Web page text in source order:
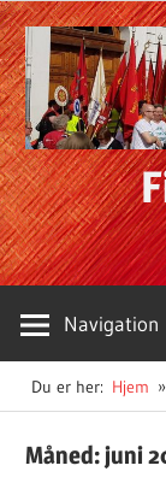
Skip
to
content
Navigation
Du er her: Hjem
Måned:juni